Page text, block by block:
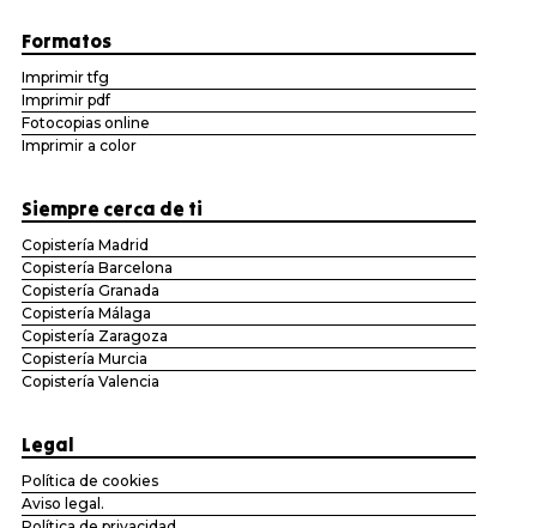
Formatos
Imprimir tfg
Imprimir pdf
Fotocopias online
Imprimir a color
Siempre cerca de ti
Copistería Madrid
Copistería Barcelona
Copistería Granada
Copistería Málaga
Copistería Zaragoza
Copistería Murcia
Copistería Valencia
Legal
Política de cookies
Aviso legal.